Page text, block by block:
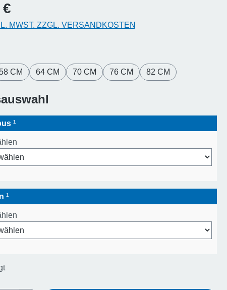
MWST. ZZGL. VERSANDKOSTEN
CM 64 CM 70 CM 76 CM 82 CM
¹
¹